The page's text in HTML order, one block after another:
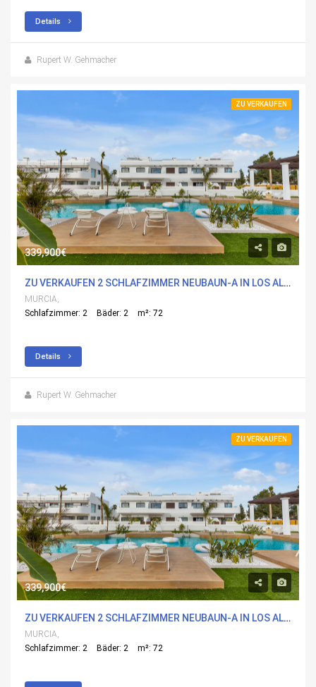
Details
Rupert W. Gehmacher
ZU VERKAUFEN
339,900€
ZU VERKAUFEN 2 SCHLAFZIMMER NEUBAUN-A IN LOS ALCÃ¡ZARES, MURCIA MIT POOL
MURCIA,
Schlafzimmer: 2
Bäder: 2 m²: 72
Details
Rupert W. Gehmacher
ZU VERKAUFEN
339,900€
ZU VERKAUFEN 2 SCHLAFZIMMER NEUBAUN-A IN LOS ALCÃ¡ZARES, MURCIA MIT POOL
MURCIA,
Schlafzimmer: 2
Bäder: 2 m²: 72